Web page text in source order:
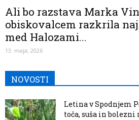
Ali bo razstava Marka
obiskovalcem razkrila
med Halozami...
13. maja, 2026
NOVOSTI
Letina v Spodnjem
toča, suša in bolezni